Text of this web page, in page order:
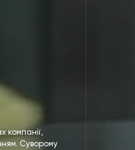
компанії,
Суворому